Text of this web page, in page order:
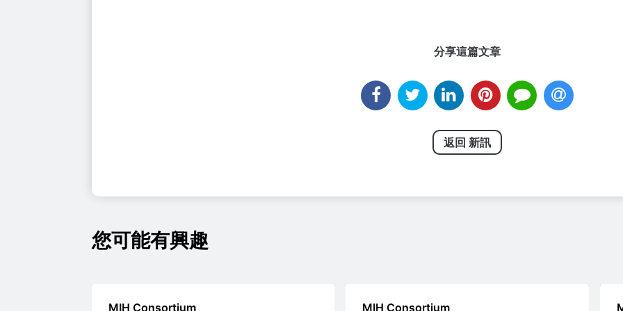
分享這篇文章
返回 新訊
您可能有興趣
MIH Consortium MIH Consortium